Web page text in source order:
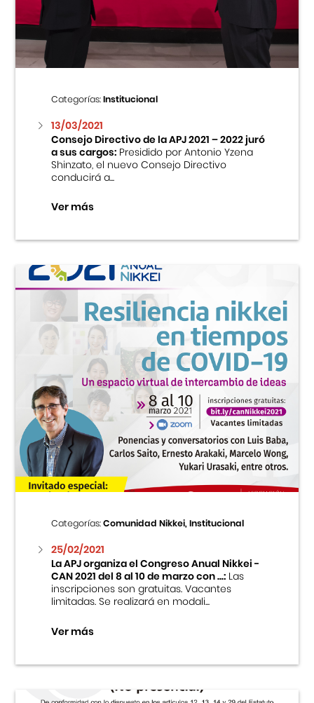
Centro Cultural Peruano Japonés
Cursos
Museo de la Inmigración Japonesa
Fondo Editorial
Teatro Peruano Japonés
Categorías:Institucional
13/03/2021
Consejo Directivo de la APJ 2021 – 2022 juró
a sus cargos:Presidido por Antonio Yzena
Shinzato, el nuevo Consejo Directivo
conducirá a...
Ver más
Categorías:Comunidad Nikkei, Institucional
25/02/2021
La APJ organiza el Congreso Anual Nikkei -
CAN 2021 del 8 al 10 de marzo con ...:Las
inscripciones son gratuitas. Vacantes
limitadas. Se realizará en modali...
Ver más